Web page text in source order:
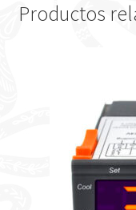
Productos